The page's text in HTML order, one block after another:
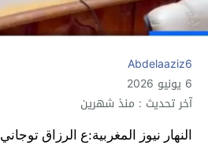
Abdelaaziz6
6 يونيو 2026
آخر تحديث : منذ شهرين
النهار نيوز المغربية:ع الرزاق توجاني